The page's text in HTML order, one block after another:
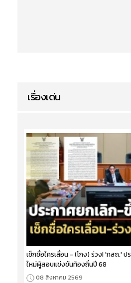
เรื่องเด่น
เช็กชื่อใครเลื่อน - (โกง) ร่วง! 'กสถ.'
ใหม่ผู้สอบแข่งขันท้องถิ่นปี 68
08 สิงหาคม 2569